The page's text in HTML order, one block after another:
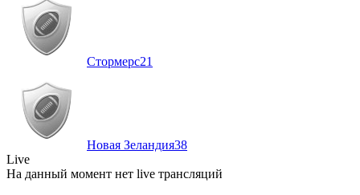
Стормерс21
Новая Зеландия38
Live
На данный момент нет live трансляций